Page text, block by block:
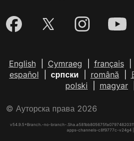
English| Cymraeg français|
español
српски română|
polski
magyar
© Ауторска права 2026
v54.9.5+Branch.-no-branch-
apps-channels-c8f9777c-v24g4 |